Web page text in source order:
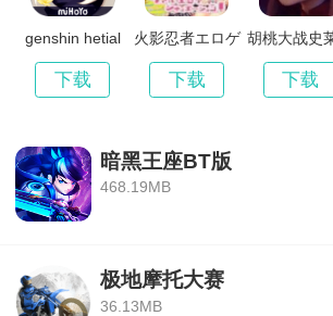
genshin hetial
下载
火影忍者エロゲ
下载
胡桃大战史
下载
暗黑王座BT版
468.19MB
极地摩托大赛
36.13MB